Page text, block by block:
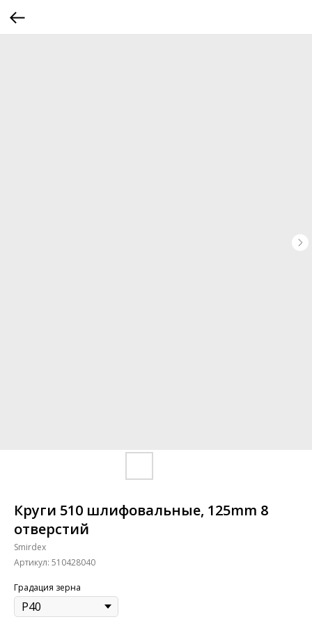
Круги 510 шлифовальные, 125mm 8
отверстий
Smirdex
Артикул: 510428040
Градация зерна